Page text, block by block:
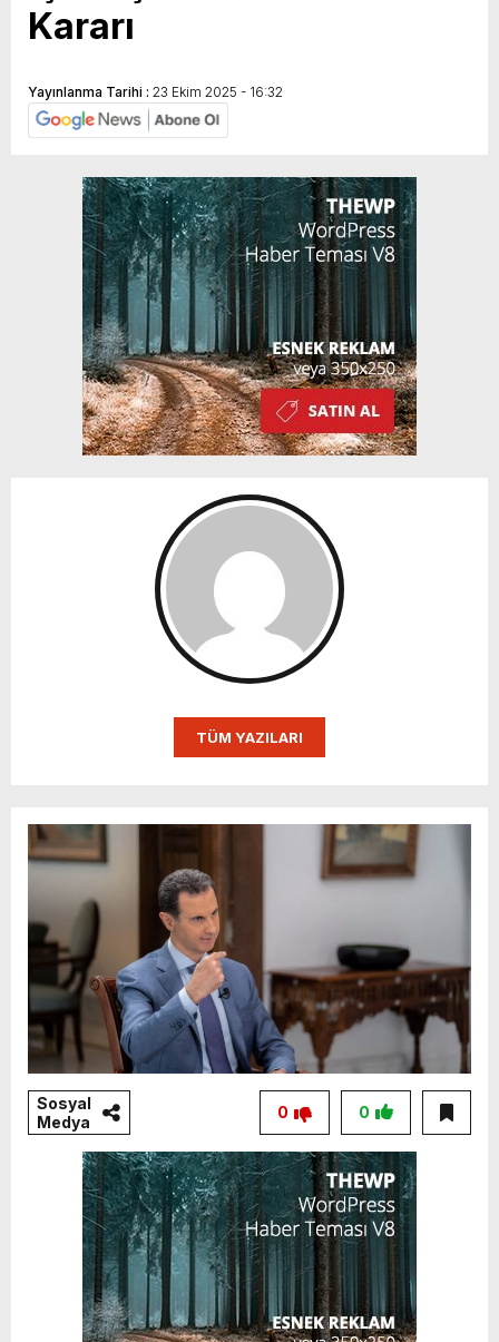
Kararı
Yayınlanma Tarihi : 23 Ekim 2025 - 16:32
TÜM YAZILARI
Sosyal
Medya
0
0